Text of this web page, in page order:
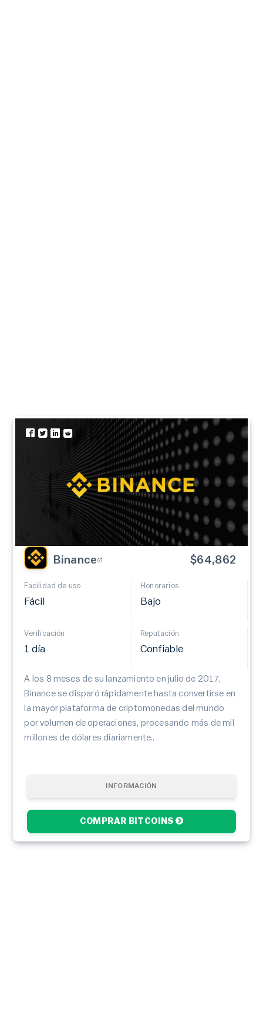
INFORMACIÓN
COMPRAR BITCOINS
Binance $64,862
Facilidad de uso
Fácil
Honorarios
Bajo
Verificación
1 día
Reputación
Confiable
A los 8 meses de su lanzamiento en julio de 2017,
Binance se disparó rápidamente hasta convertirse en
la mayor plataforma de criptomonedas del mundo
por volumen de operaciones, procesando más de mil
millones de dólares diariamente..